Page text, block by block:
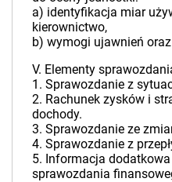
a) identyfikacja miar
kierownictwo,
b) wymogi ujawnień
V. Elementy
1. Sprawozdanie z
2. Rachunek zysków i
dochody.
3. Sprawozdanie ze
4. Sprawozdanie z
5. Informacja
sprawozdania